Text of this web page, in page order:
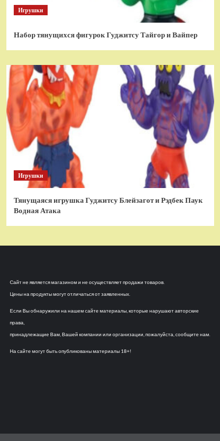
Игрушки
Набор тянущихся фигурок Гуджитсу Тайгор и Вайпер
Игрушки
Тянущаяся игрушка Гуджитсу Блейзагот и Рэдбек Паук
Водная Атака
Сайт не является магазином и не осуществляет продажи товаров.
Цены на продукты могут отличаться от заявленных.
Если Вы обнаружили на нашем сайте материалы, которые нарушают авторские
права,
принадлежащие Вам, Вашей компании или организации, пожалуйста, сообщите нам.
На сайте могут быть опубликованы материалы 18+!